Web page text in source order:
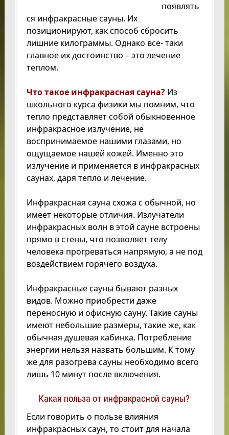
появлять
ся инфракрасные сауны. Их
позиционируют, как способ сбросить
лишние килограммы. Однако все- таки
главное их достоинство – это лечение
теплом.
Что такое инфракрасная сауна?Из
школьного курса физики мы помним, что
тепло представляет собой обыкновенное
инфракрасное излучение, не
воспринимаемое нашими глазами, но
ощущаемое нашей кожей. Именно это
излучение и применяется в инфракрасных
саунах, даря тепло и лечение.
Инфракрасная сауна схожа с обычной, но
имеет некоторые отличия. Излучатели
инфракрасных волн в этой сауне встроены
прямо в стены, что позволяет телу
человека прогреваться напрямую, а не под
воздействием горячего воздуха.
Инфракрасные сауны бывают разных
видов. Можно приобрести даже
переносную и офисную сауну. Такие сауны
имеют небольшие размеры, такие же, как
обычная душевая кабинка. Потребление
энергии нельзя назвать большим. К тому
же для разогрева сауны необходимо всего
лишь 10 минут после включения.
Какая польза от инфракрасной сауны?
Если говорить о пользе влияния
инфракрасных саун, то стоит для начала